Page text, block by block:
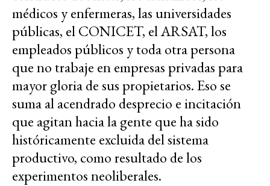
médicos y enfermeras, las universidades
públicas, el CONICET, el ARSAT, los
empleados públicos y toda otra persona
que no trabaje en empresas privadas para
mayor gloria de sus propietarios. Eso se
suma al acendrado desprecio e incitación
que agitan hacia la gente que ha sido
históricamente excluida del sistema
productivo, como resultado de los
experimentos neoliberales.